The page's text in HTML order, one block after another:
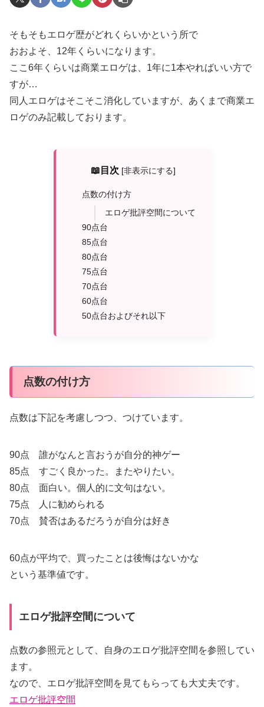
そもそもエロゲ歴がどれくらいかという所で
おおよそ、12年くらいになります。
ここ6年くらいは商業エロゲは、1年に1本やればいい方で
すが…
同人エロゲはそこそこ消化していますが、あくまで商業エ
ロゲのみ記載しております。
📖目次 [非表示にする]
点数の付け方
エロゲ批評空間について
90点台
85点台
80点台
75点台
70点台
60点台
50点台およびそれ以下
点数の付け方
点数は下記を考慮しつつ、つけています。
90点 誰がなんと言おうが自分的神ゲー
85点 すごく良かった。またやりたい。
80点 面白い。個人的に文句はない。
75点 人に勧められる
70点 賛否はあるだろうが自分は好き
60点が平均で、買ったことは後悔はないかな
という基準値です。
エロゲ批評空間について
点数の参照元として、自身のエロゲ批評空間を参照してい
ます。
なので、エロゲ批評空間を見てもらっても大丈夫です。
エロゲ批評空間